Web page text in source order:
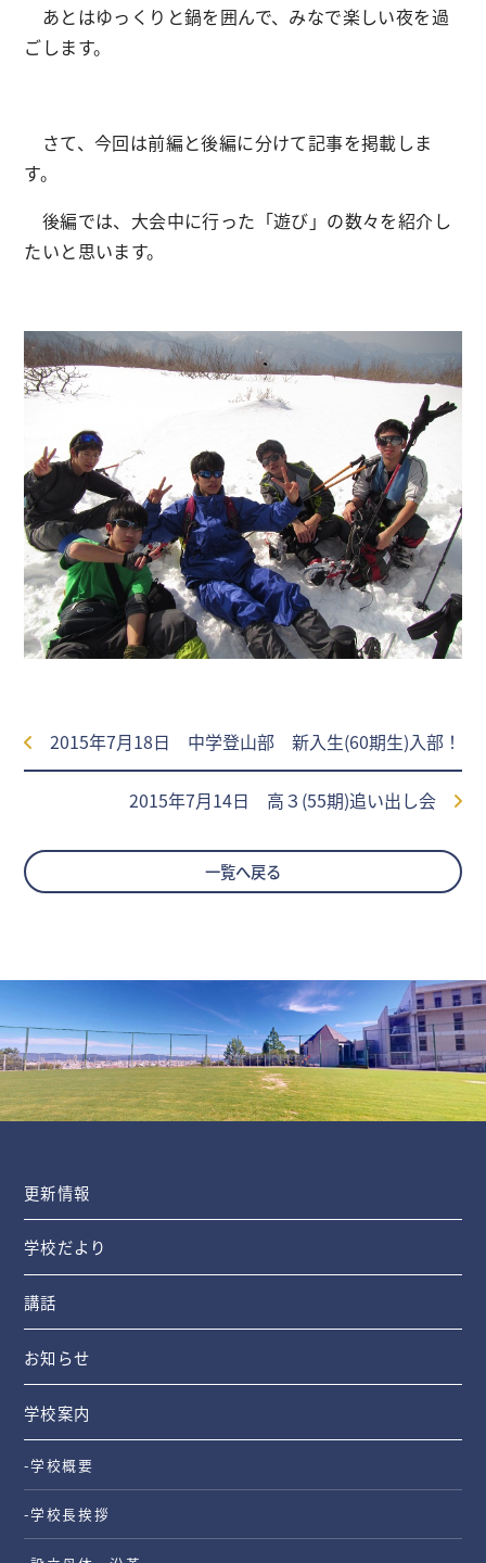
あとはゆっくりと鍋を囲んで、みなで楽しい夜を過
ごします。
さて、今回は前編と後編に分けて記事を掲載しま
す。
後編では、大会中に行った「遊び」の数々を紹介し
たいと思います。
2015年7月18日 中学登山部 新入生(60期生)入部！
2015年7月14日 高３(55期)追い出し会
一覧へ戻る
更新情報
学校だより
講話
お知らせ
学校案内
-学校概要
-学校長挨拶